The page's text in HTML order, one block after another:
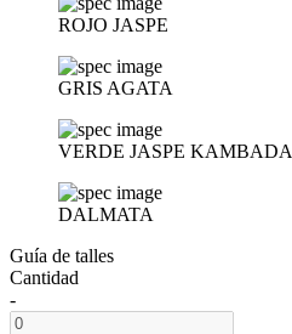
ROJO JASPE
GRIS AGATA
VERDE JASPE KAMBADA
DALMATA
Guía de talles
Cantidad
-